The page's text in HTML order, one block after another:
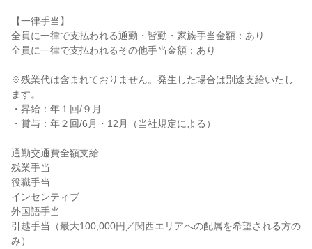
【一律手当】
全員に一律で支払われる通勤・皆勤・家族手当金額：あり
全員に一律で支払われるその他手当金額：あり
※残業代は含まれておりません。発生した場合は別途支給いたし
ます。
・昇給：年１回/９月
・賞与：年２回/6月・12月（当社規定による）
通勤交通費全額支給
残業手当
役職手当
インセンティブ
外国語手当
引越手当（最大100,000円／関西エリアへの配属を希望される方の
み）